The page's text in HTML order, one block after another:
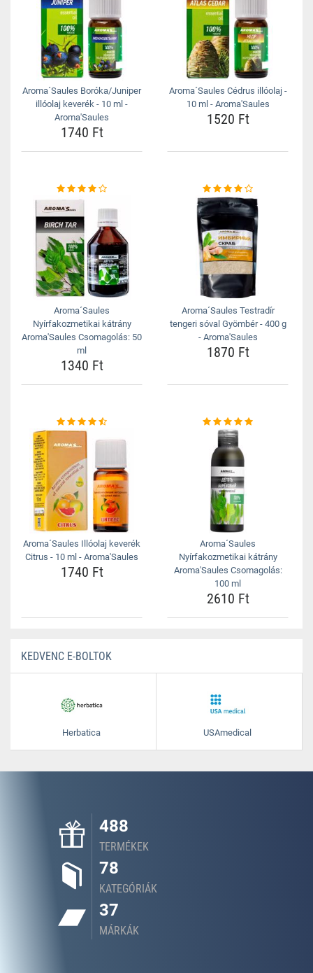
Aroma´Saules Boróka/Juniper
illóolaj keverék - 10 ml -
Aroma'Saules
1740 Ft
Aroma´Saules Cédrus illóolaj -
10 ml - Aroma'Saules
1520 Ft
Aroma´Saules
Nyírfakozmetikai kátrány
Aroma'Saules Csomagolás: 50
ml
1340 Ft
Aroma´Saules Testradír
tengeri sóval Gyömbér - 400 g
- Aroma'Saules
1870 Ft
Aroma´Saules Illóolaj keverék
Citrus - 10 ml - Aroma'Saules
1740 Ft
Aroma´Saules
Nyírfakozmetikai kátrány
Aroma'Saules Csomagolás:
100 ml
2610 Ft
KEDVENC E-BOLTOK
Herbatica USAmedical
488
TERMÉKEK
78
KATEGÓRIÁK
37
MÁRKÁK